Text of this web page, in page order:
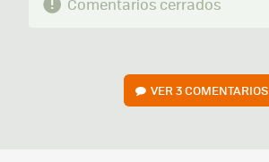
VER3 COMENTARIOS